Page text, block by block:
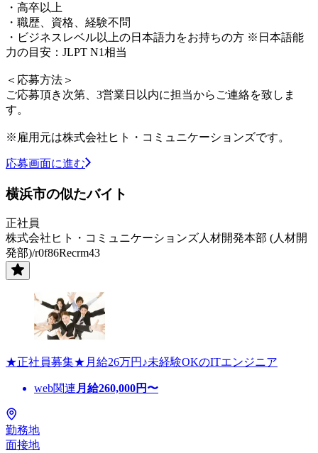
・高卒以上
・職歴、資格、経験不問
・ビジネスレベル以上の日本語力をお持ちの方 ※日本語能
力の目安：JLPT N1相当
＜応募方法＞
ご応募頂き次第、3営業日以内に担当からご連絡を致しま
す。
※雇用元は株式会社ヒト・コミュニケーションズです。
応募画面に進む
横浜市の似たバイト
正社員
株式会社ヒト・コミュニケーションズ人材開発本部 (人材開
発部)/r0f86Recrm43
★正社員募集★月給26万円♪未経験OKのITエンジニア
web関連 月給260,000円〜
勤務地
面接地